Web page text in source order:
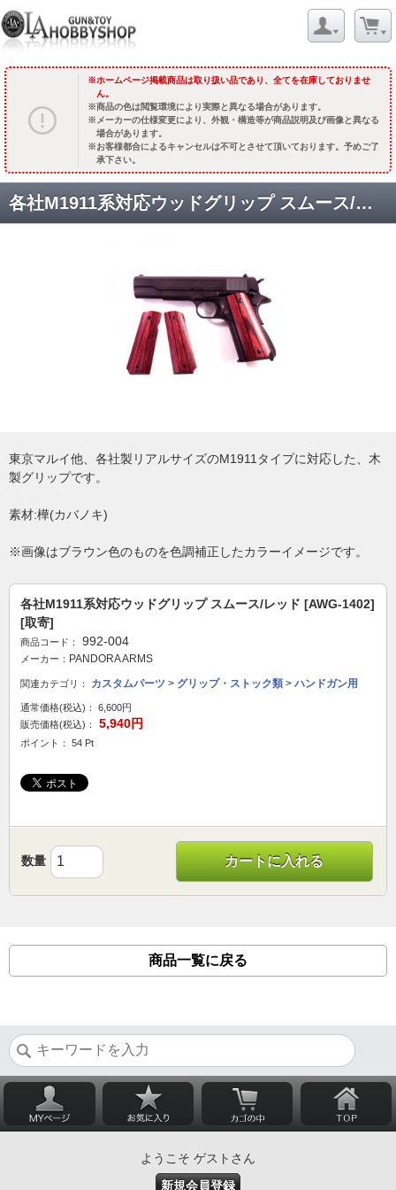
ホームページ掲載商品は取り扱い品であり、全てを在庫しておりませ
ん。
商品の色は閲覧環境により実際と異なる場合があります。
メーカーの仕様変更により、外観・構造等が商品説明及び画像と異なる
場合があります。
お客様都合によるキャンセルは不可とさせて頂いております。予めご了
承下さい。
各社M1911系対応ウッドグリップ スムース/レッド [AWG-1402] [取寄]
東京マルイ他、各社製リアルサイズのM1911タイプに対応した、木
製グリップです。
素材:樺(カバノキ)
※画像はブラウン色のものを色調補正したカラーイメージです。
各社M1911系対応ウッドグリップ スムース/レッド [AWG-1402]
[取寄]
商品コード： 992-004
メーカー： PANDORA ARMS
関連カテゴリ： カスタムパーツ > グリップ・ストック類 > ハンドガン用
通常価格(税込)：
6,600円
販売価格(税込)：
5,940円
ポイント： 54 Pt
数量 カートに入れる
商品一覧に戻る
ようこそ ゲストさん
新規会員登録